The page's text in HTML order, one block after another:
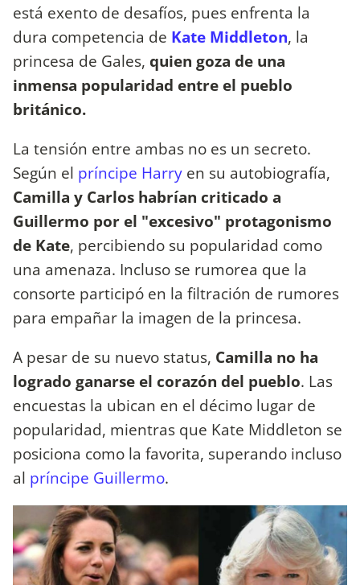
está exento de desafíos, pues enfrenta la
dura competencia de Kate Middleton, la
princesa de Gales, quien goza de una
inmensa popularidad entre el pueblo
británico.
La tensión entre ambas no es un secreto.
Según el príncipe Harry en su autobiografía,
Camilla y Carlos habrían criticado a
Guillermo por el "excesivo" protagonismo
de Kate, percibiendo su popularidad como
una amenaza. Incluso se rumorea que la
consorte participó en la filtración de rumores
para empañar la imagen de la princesa.
A pesar de su nuevo status, Camilla no ha
logrado ganarse el corazón del pueblo. Las
encuestas la ubican en el décimo lugar de
popularidad, mientras que Kate Middleton se
posiciona como la favorita, superando incluso
al príncipe Guillermo.